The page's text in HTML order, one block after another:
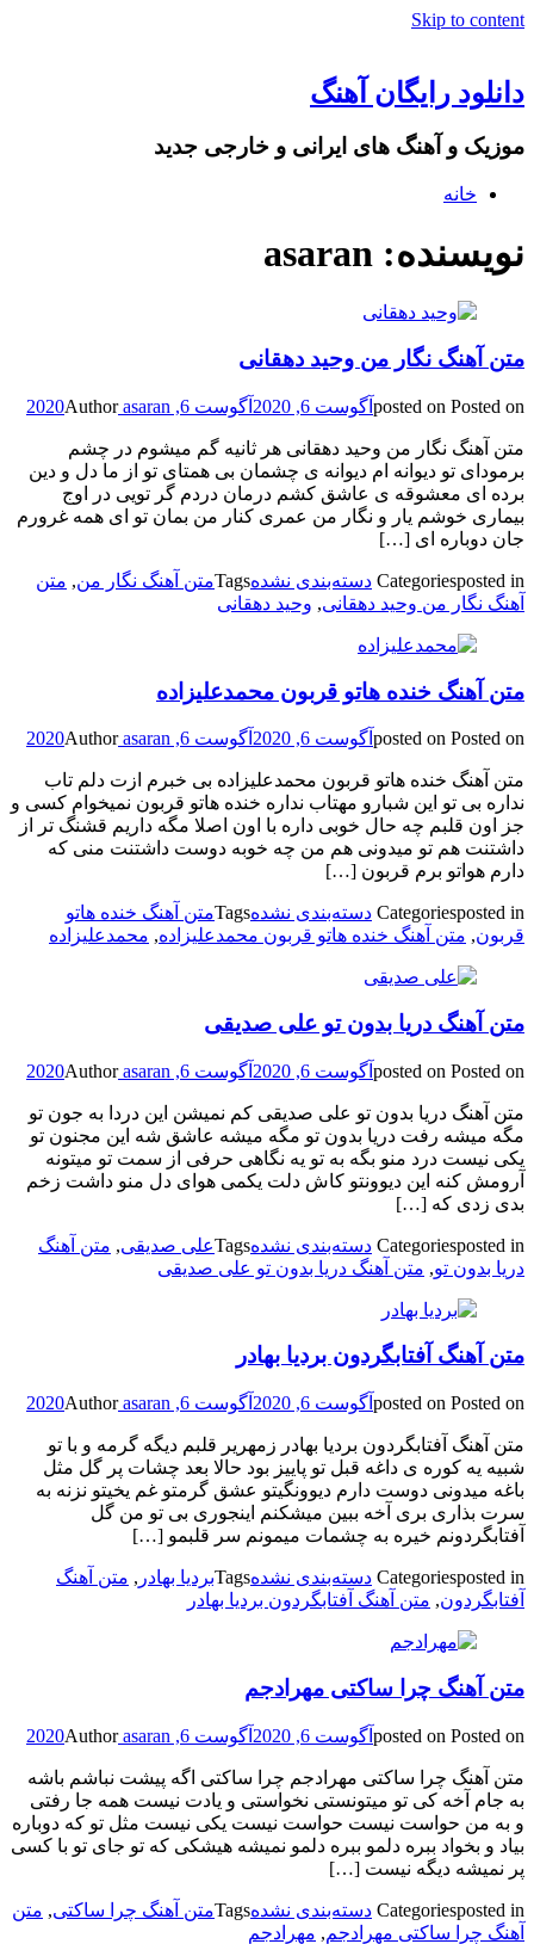
Skip to content
دانلود رایگان آهنگ
موزیک و آهنگ های ایرانی و خارجی جدید
خانه
نویسنده: asaran
متن آهنگ نگار من وحید دهقانی
posted on Posted on آگوست 6, 2020 آگوست 6, 2020 Authorasaran
متن آهنگ نگار من وحید دهقانی هر ثانیه گم میشوم در چشم
برمودای تو دیوانه ام دیوانه ی چشمان بی همتای تو از ما دل و دین
برده ای معشوقه ی عاشق کشم درمان دردم گر تویی در اوج
بیماری خوشم یار و نگار من عمری کنار من بمان تو ای همه غرورم
جان دوباره ای […]
Categoriesposted in دسته‌بندی نشدهTagsمتن آهنگ نگار من, متن
آهنگ نگار من وحید دهقانی, وحید دهقانی
متن آهنگ خنده هاتو قربون محمدعلیزاده
posted on Posted on آگوست 6, 2020 آگوست 6, 2020 Authorasaran
متن آهنگ خنده هاتو قربون محمدعلیزاده بی خبرم ازت دلم تاب
نداره بی تو این شبارو مهتاب نداره خنده هاتو قربون نمیخوام کسی و
جز اون قلبم چه حال خوبی داره با اون اصلا مگه داریم قشنگ تر از
داشتنت هم تو میدونی هم من چه خوبه دوست داشتنت منی که
دارم هواتو برم قربون […]
Categoriesposted in دسته‌بندی نشدهTagsمتن آهنگ خنده هاتو
قربون, متن آهنگ خنده هاتو قربون محمدعلیزاده, محمدعلیزاده
متن آهنگ دریا بدون تو علی صدیقی
posted on Posted on آگوست 6, 2020 آگوست 6, 2020 Authorasaran
متن آهنگ دریا بدون تو علی صدیقی کم نمیشن این دردا به جون تو
مگه میشه رفت دریا بدون تو مگه میشه عاشق شه این مجنون تو
یکی نیست درد منو بگه به تو یه نگاهی حرفی از سمت تو میتونه
آرومش کنه این دیوونتو کاش دلت یکمی هوای دل منو داشت زخم
بدی زدی که […]
Categoriesposted in دسته‌بندی نشدهTagsعلی صدیقی, متن آهنگ
دریا بدون تو, متن آهنگ دریا بدون تو علی صدیقی
متن آهنگ آفتابگردون بردیا بهادر
posted on Posted on آگوست 6, 2020 آگوست 6, 2020 Authorasaran
متن آهنگ آفتابگردون بردیا بهادر زمهریر قلبم دیگه گرمه و با تو
شبیه یه کوره ی داغه قبل تو پاییز بود حالا بعد چشات پر گل مثل
باغه میدونی دوست دارم دیوونگیتو عشق گرمتو غم یخیتو نزنه به
سرت بذاری بری آخه ببین میشکنم اینجوری بی تو من گل
آفتابگردونم خیره به چشمات میمونم سر قلبمو […]
Categoriesposted in دسته‌بندی نشدهTagsبردیا بهادر , متن آهنگ
آفتابگردون, متن آهنگ آفتابگردون بردیا بهادر
متن آهنگ چرا ساکتی مهرادجم
posted on Posted on آگوست 6, 2020 آگوست 6, 2020 Authorasaran
متن آهنگ چرا ساکتی مهرادجم چرا ساکتی اگه پیشت نباشم باشه
به جام آخه کی تو میتونستی نخواستی و یادت نیست همه جا رفتی
و به من حواست نیست حواست نیست یکی نیست مثل تو که دوباره
بیاد و بخواد ببره دلمو ببره دلمو نمیشه هیشکی که تو جای تو با کسی
پر نمیشه دیگه نیست […]
Categoriesposted in دسته‌بندی نشدهTagsمتن آهنگ چرا ساکتی, متن
آهنگ چرا ساکتی مهرادجم, مهرادجم